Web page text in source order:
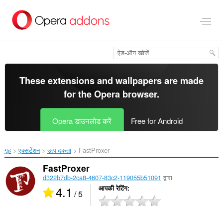
सामग्री
These extensions and wallpapers are made
for theOpera browser.
Opera डाउनलोड करें Free for Android
गृह एक्सटेंशन उत्पादकता FastProxer‎
FastProxer
d322b7db-2ca8-4607-83c2-119055b51091 द्वारा
4.1 / 5 आपकी रेटिंग